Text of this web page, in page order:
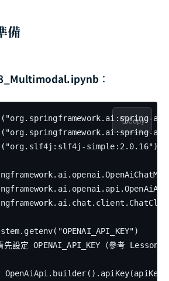
備
：
simple:2.0.16")
設定 OPENAI_API_KEY（參考 Lesson
Copy